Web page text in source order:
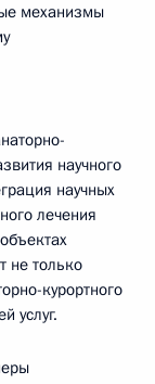
механизмы
научного
научных
лечения
не только
курортного
услуг.